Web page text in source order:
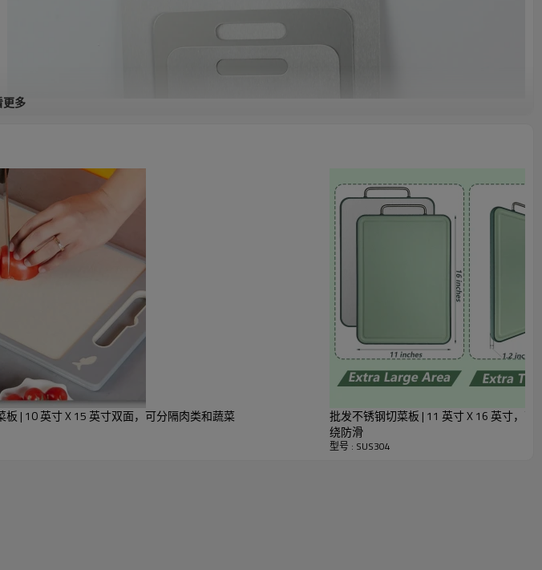
更多
| 10 英寸 X 15 英寸双面，可分隔肉类和蔬菜
批发不锈钢切菜板 | 11 英寸 X 16 英寸，
绕防滑
型号 : SUS304